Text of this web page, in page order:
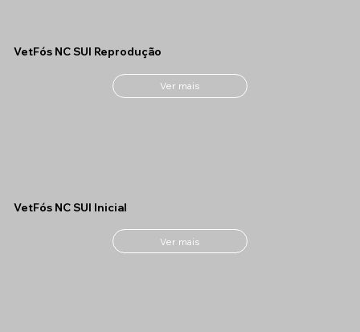
VetFós NC SUI Reprodução
Ver mais
VetFós NC SUI Inicial
Ver mais